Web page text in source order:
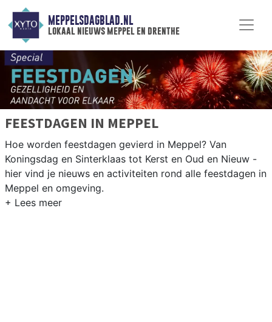
MEPPELSDAGBLAD.NL
lokaal nieuws meppel en drenthe
FEESTDAGEN IN MEPPEL
Hoe worden feestdagen gevierd in Meppel? Van
Koningsdag en Sinterklaas tot Kerst en Oud en Nieuw -
hier vind je nieuws en activiteiten rond alle feestdagen in
Meppel en omgeving.